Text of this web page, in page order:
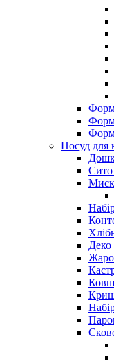
Посуд для
Сито
Деко